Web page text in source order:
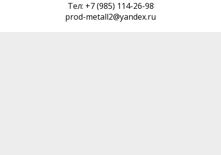
Тел: +7 (985) 114-26-98
prod-metall2@yandex.ru